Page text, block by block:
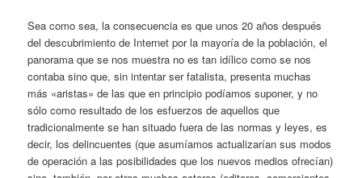
Sea como sea, la consecuencia es que unos 20 años después
del descubrimiento de Internet por la mayoría de la población, el
panorama que se nos muestra no es tan idílico como se nos
contaba sino que, sin intentar ser fatalista, presenta muchas
más «aristas» de las que en principio podíamos suponer, y no
sólo como resultado de los esfuerzos de aquellos que
tradicionalmente se han situado fuera de las normas y leyes, es
decir, los delincuentes (que asumíamos actualizarían sus modos
de operación a las posibilidades que los nuevos medios ofrecían)